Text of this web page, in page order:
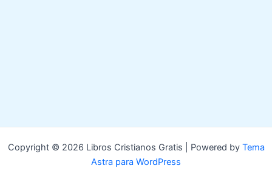
Copyright © 2026 Libros Cristianos Gratis | Powered by Tema
Astra para WordPress